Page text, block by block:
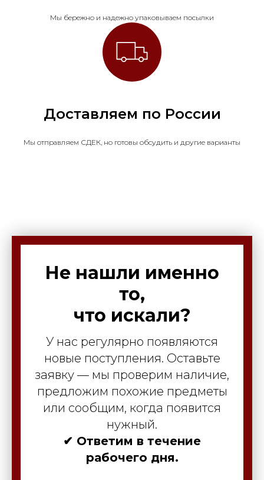
Мы бережно и надежно упаковываем посылки
Доставляем по России
Мы отправляем СДЕК, но готовы обсудить и другие варианты
Не нашли именно
то,
что искали?
У нас регулярно появляются
новые поступления. Оставьте
заявку — мы проверим наличие,
предложим похожие предметы
или сообщим, когда появится
нужный.
✔ Ответим в течение
рабочего дня.